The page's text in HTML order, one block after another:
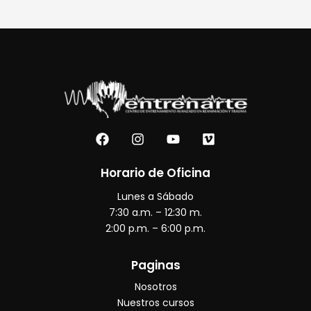
F
a
e
o
k
I
n
t
g
r
a
Y
o
t
b
e
V
i
e
Horario de Oficina
Lunes a Sábado
7:30 a.m. – 12:30 m.
2:00 p.m. – 6:00 p.m.
Paginas
Nosotros
Nuestros cursos